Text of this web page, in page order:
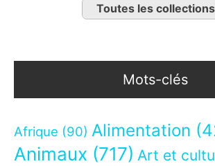
Toutes les collections
Mots-clés
Afrique (90) Alimentation
Animaux (717) Art et